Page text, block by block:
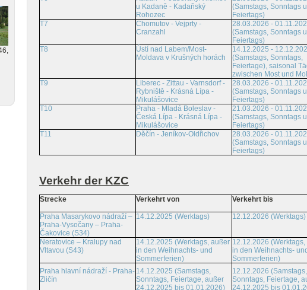
u Kadaně - Kadaňský
Rohozec
(Samstags, Sonntags
Feiertags)
T7
Chomutov - Vejprty -
Cranzahl
28.03.2026 -
(Samstags, Sonntags
Feiertags)
T8
Ústí nad Labem/Most-
Moldava v Krušných horách
14.12.2025 -
(Samstags, Sonntags,
Feiertage), saisonal
zwischen Most und
T9
Liberec - Zittau - Varnsdorf -
Rybniště - Krásná Lípa -
Mikulášovice
28.03.2026 -
(Samstags, Sonntags
Feiertags)
T10
Praha - Mladá Boleslav -
Česká Lípa - Krásná Lípa -
Mikulášovice
21.03.2026 -
(Samstags, Sonntags
Feiertags)
T11 Děčín - Jeníkov-Oldřichov
28.03.2026 -
(Samstags, Sonntags
Feiertags)
Verkehr der KZC
Strecke Verkehrt von Verkehrt bis
Praha Masarykovo nádraží –
Praha-Vysočany – Praha-
Čakovice (S34)
14.12.2025 (Werktags) 12.12.2026 (Werktags)
Neratovice – Kralupy nad
Vltavou (S43)
14.12.2025 (Werktags, außer
in den Weihnachts- und
Sommerferien)
12.12.2026
in den Weihnachts-
Sommerferien)
Praha hlavní nádraží - Praha-
Zličín
14.12.2025 (Samstags,
Sonntags, Feiertage, außer
24.12.2025 bis 01.01.2026)
12.12.2026 (Samstags,
Sonntags, Feiertage,
24.12.2025 bis